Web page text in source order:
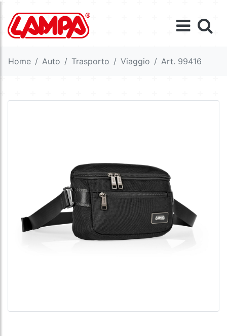
Home Auto Trasporto Viaggio Art. 99416